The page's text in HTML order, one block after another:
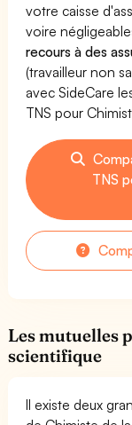
votre caisse
voire
recours à des
(travailleur non
avec SideCare
TNS pour
TNS
Les mutuelles
scientifique
Il existe deux